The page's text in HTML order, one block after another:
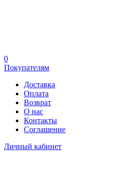
0
Покупателям
Доставка
Оплата
Возврат
О нас
Контакты
Соглашение
Личный кабинет